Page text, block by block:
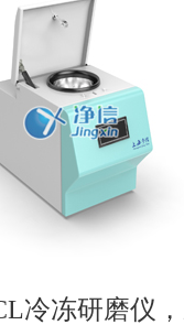
冻研磨仪